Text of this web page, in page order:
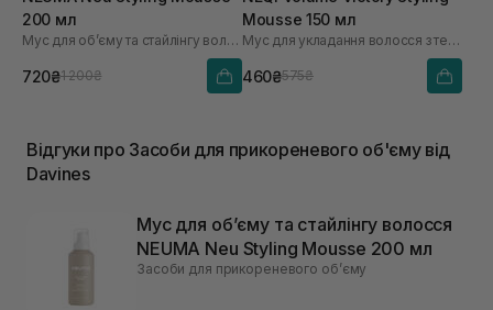
200 мл
Мус для обʼєму та стайлінгу волосся
720₴1 200₴
Mousse 150 мл
Мус для укладання волосся з термозахистом
460₴575₴
Відгуки про Засоби для прикореневого об'єму від
Davines
Мус для обʼєму та стайлінгу волосся
NEUMA Neu Styling Mousse 200 мл
Засоби для прикореневого обʼєму